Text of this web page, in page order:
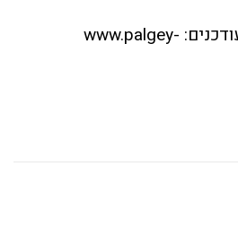
להתרשם, ולהישאר מעודכנים: www.palgey-